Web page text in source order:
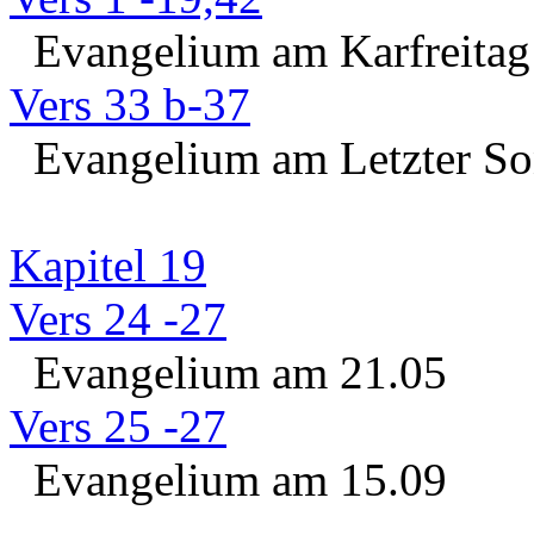
Evangelium am Karfreitag
Vers 33 b-37
Evangelium am Letzter
Kapitel 19
Vers 24 -27
Evangelium am 21.05
Vers 25 -27
Evangelium am 15.09